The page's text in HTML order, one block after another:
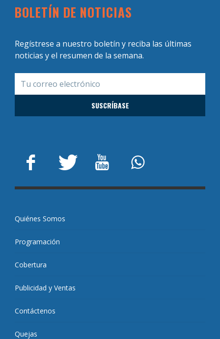
BOLETÍN DE NOTICIAS
Regístrese a nuestro boletín y reciba las últimas
noticias y el resumen de la semana.
Quiénes Somos
Programación
Cobertura
Publicidad y Ventas
Contáctenos
Quejas